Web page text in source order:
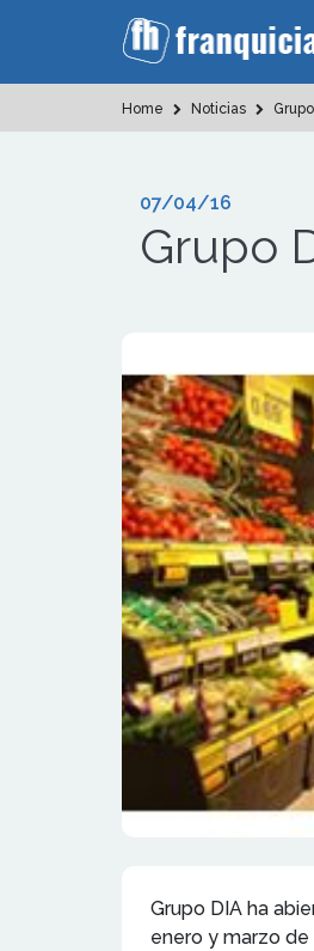
Home Noticias
07/04/16
Grupo
Grupo DIA ha
enero y marzo de